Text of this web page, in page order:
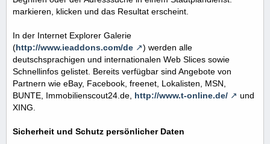
markieren, klicken und das Resultat erscheint.
In der Internet Explorer Galerie
(http://www.ieaddons.com/de
) werden alle
deutschsprachigen und internationalen Web Slices sowie
Schnellinfos gelistet. Bereits verfügbar sind Angebote von
Partnern wie eBay, Facebook, freenet, Lokalisten, MSN,
BUNTE, Immobilienscout24.de, http://www.t-online.de/
und
XING.
Sicherheit und Schutz persönlicher Daten